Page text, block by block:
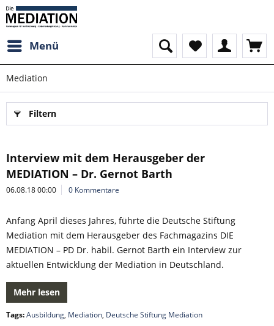
Menü
Mediation
Filtern
Interview mit dem Herausgeber der
MEDIATION – Dr. Gernot Barth
06.08.18 00:00 0 Kommentare
Anfang April dieses Jahres, führte die Deutsche Stiftung
Mediation mit dem Herausgeber des Fachmagazins DIE
MEDIATION – PD Dr. habil. Gernot Barth ein Interview zur
aktuellen Entwicklung der Mediation in Deutschland.
Mehr lesen
Tags:Ausbildung, Mediation, Deutsche Stiftung Mediation